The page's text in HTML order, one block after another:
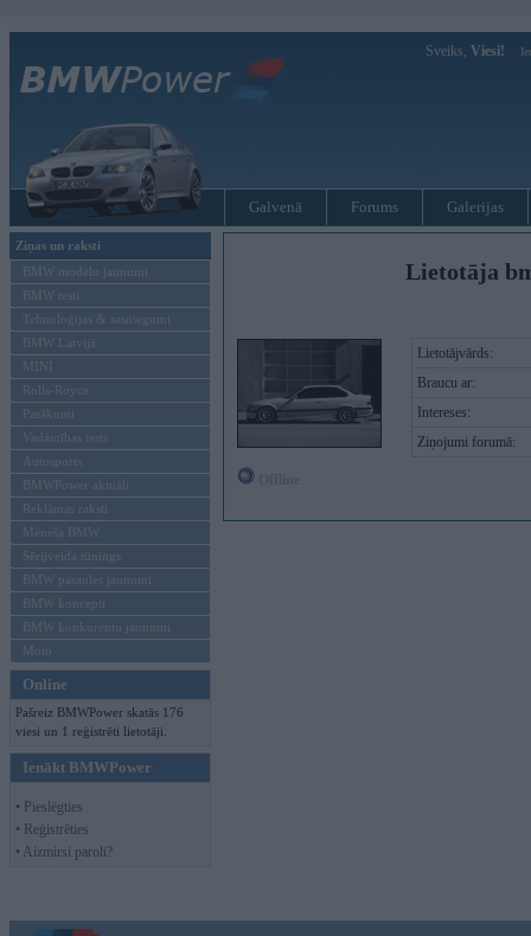
Sveiks, Viesi!
Galvenā Forums Galerijas
Ziņas un raksti
BMW modeļu jaunumi
BMW testi
Tehnoloģijas & sasniegumi
BMW Latvijā
MINI
Rolls-Royce
Pasākumi
Vadāmības tests
Autosports
BMWPower aktuāli
Reklāmas raksti
Mēneša BMW
Sērijveida tūnings
BMW pasaules jaunumi
BMW koncepti
BMW konkurentu jaunumi
Moto
Online
Pašreiz BMWPower skatās 176
viesi un 1 reģistrēti lietotāji.
Ienākt BMWPower
• Pieslēgties
• Reģistrēties
• Aizmirsi paroli?
Lietotāja
Lietotājvārds:
Braucu ar:
Intereses:
Ziņojumi forumā: